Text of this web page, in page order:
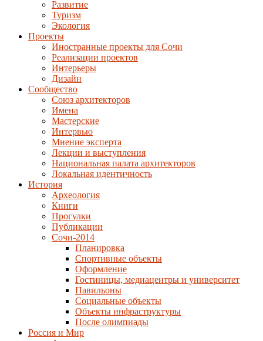
Развитие
Туризм
Экология
Проекты
Иностранные проекты для Сочи
Реализации проектов
Интерьеры
Дизайн
Сообщество
Союз архитекторов
Имена
Мастерские
Интервью
Мнение эксперта
Лекции и выступления
Национальная палата архитекторов
Локальная идентичность
История
Археология
Книги
Прогулки
Публикации
Сочи-2014
Планировка
Спортивные объекты
Оформление
Гостиницы, медиацентры и университет
Павильоны
Социальные объекты
Объекты инфраструктуры
После олимпиады
Россия и Мир